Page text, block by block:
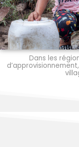
Dans les